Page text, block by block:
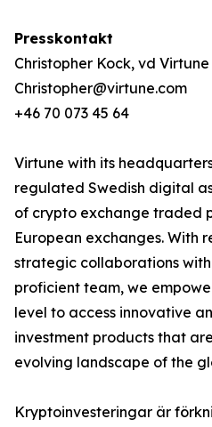
Presskontakt
Christopher Kock, vd
Christopher@virtune.com
+46 70 073 45 64
Virtune with its
regulated Swedish digital
of crypto exchange traded
European exchanges. With
strategic collaborations
proficient team, we
level to access innovative
investment products that
evolving landscape of the
Kryptoinvesteringar är